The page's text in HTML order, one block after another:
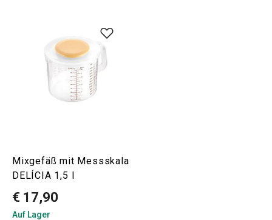
Mixgefäß mit Messskala
DELÍCIA 1,5 l
€ 17,90
Auf Lager